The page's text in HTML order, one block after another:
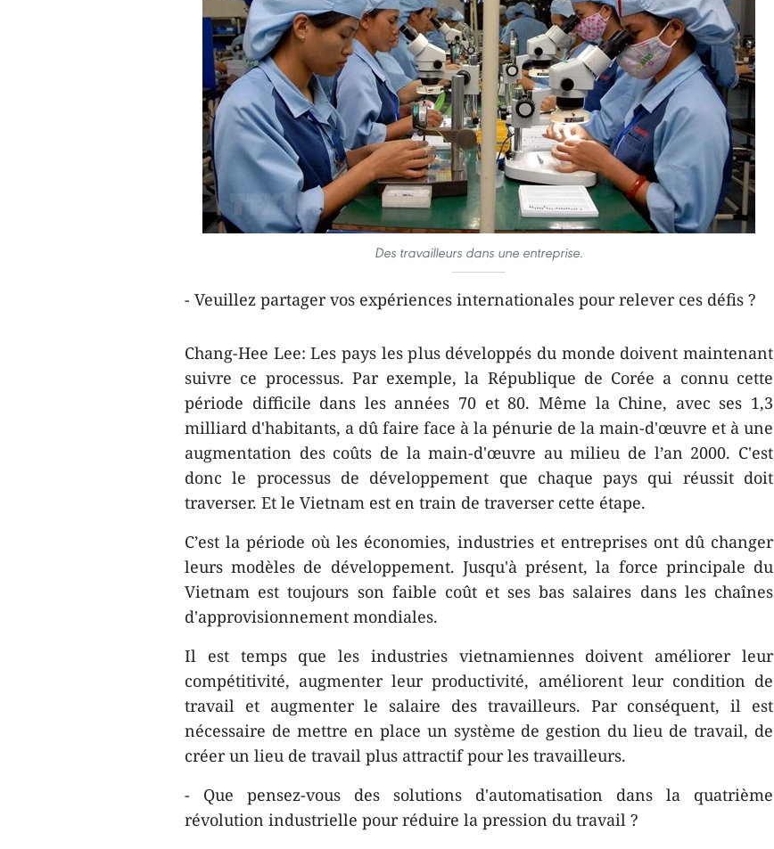
Des travailleurs dans une entreprise.
- Veuillez partager vos expériences internationales pour relever ces défis ?
Chang-Hee Lee: Les pays les plus développés du monde doivent maintenant
suivre ce processus. Par exemple, la République de Corée a connu cette
période difficile dans les années 70 et 80. Même la Chine, avec ses 1,3
milliard d'habitants, a dû faire face à la pénurie de la main-d'œuvre et à une
augmentation des coûts de la main-d'œuvre au milieu de l’an 2000. C'est
donc le processus de développement que chaque pays qui réussit doit
traverser. Et le Vietnam est en train de traverser cette étape.
C’est la période où les économies, industries et entreprises ont dû changer
leurs modèles de développement. Jusqu'à présent, la force principale du
Vietnam est toujours son faible coût et ses bas salaires dans les chaînes
d'approvisionnement mondiales.
Il est temps que les industries vietnamiennes doivent améliorer leur
compétitivité, augmenter leur productivité, améliorent leur condition de
travail et augmenter le salaire des travailleurs. Par conséquent, il est
nécessaire de mettre en place un système de gestion du lieu de travail, de
créer un lieu de travail plus attractif pour les travailleurs.
- Que pensez-vous des solutions d'automatisation dans la quatrième
révolution industrielle pour réduire la pression du travail ?